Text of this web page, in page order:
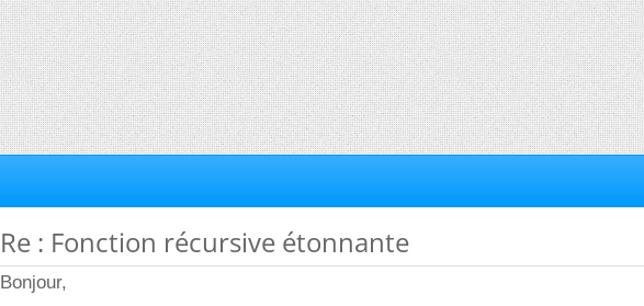
Re : Fonction récursive étonnante
Bonjour,